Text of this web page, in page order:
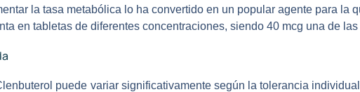
la tasa metabólica lo ha convertido en un popular agente para la
en tabletas de diferentes concentraciones, siendo 40 mcg una de
puede variar significativamente según la tolerancia